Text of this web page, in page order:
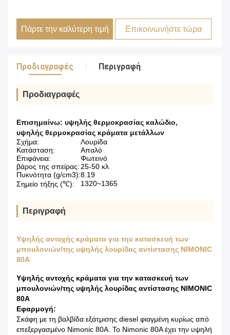
Πάρτε την καλύτερη τιμή Επικοινωνήστε τώρα
Προδιαγραφές Περιγραφή
Προδιαγραφές
Επισημαίνω: υψηλής θερμοκρασίας καλώδιο,
υψηλής θερμοκρασίας κράματα μετάλλων
Σχήμα:
Λουρίδα
Κατάσταση:
Απαλό
Επιφάνεια:
Φωτεινό
βάρος της σπείρας:25-50 κλ
Πυκνότητα (g/cm3):8.19
Σημείο τήξης (℃):
1320~1365
Περιγραφή
Υψηλής αντοχής κράματα για την κατασκευή των
μπουλονιών/της υψηλής λουρίδας αντίστασης NIMONIC
80A
Υψηλής αντοχής κράματα για την κατασκευή των
μπουλονιών/της υψηλής λουρίδας αντίστασης NIMONIC
80A
Εφαρμογή:
Σκάφη με τη βαλβίδα εξάτμισης diesel φιαγμένη κυρίως από
επεξεργασμένο Nimonic 80A. Το Nimonic 80A έχει την υψηλή